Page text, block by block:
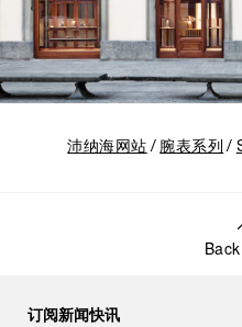
沛纳海网站 腕表系列
订阅新闻快讯